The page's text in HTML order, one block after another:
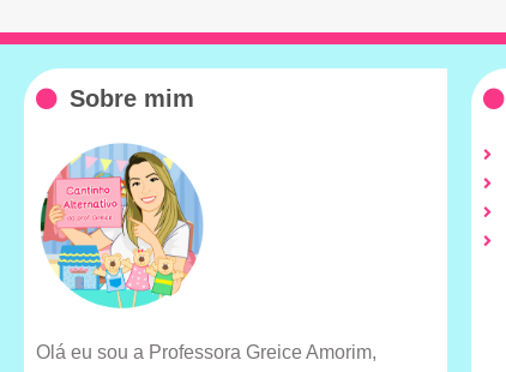
Sobre mim
Olá eu sou a Professora Greice Amorim,